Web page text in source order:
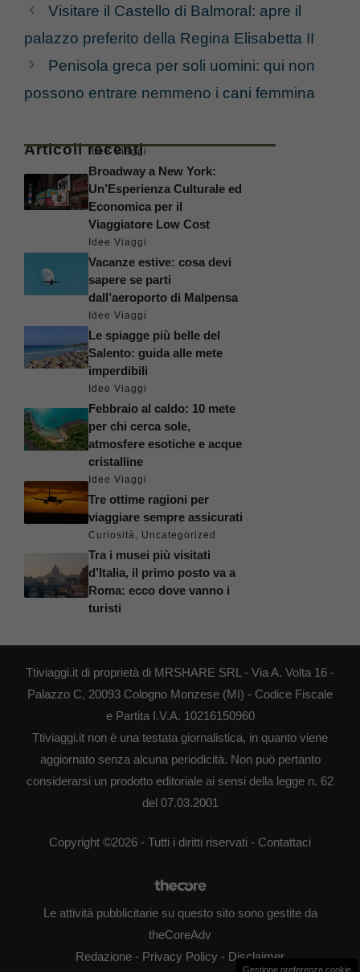
Visitare il Castello di Balmoral: apre il
palazzo preferito della Regina Elisabetta II
Penisola greca per soli uomini: qui non
possono entrare nemmeno i cani femmina
Articoli recenti
Idee Viaggi
Broadway a New York:
Un’Esperienza Culturale ed
Economica per il
Viaggiatore Low Cost
Idee Viaggi
Vacanze estive: cosa devi
sapere se parti
dall’aeroporto di Malpensa
Idee Viaggi
Le spiagge più belle del
Salento: guida alle mete
imperdibili
Idee Viaggi
Febbraio al caldo: 10 mete
per chi cerca sole,
atmosfere esotiche e acque
cristalline
Idee Viaggi
Tre ottime ragioni per
viaggiare sempre assicurati
Curiosità Uncategorized
Tra i musei più visitati
d’Italia, il primo posto va a
Roma: ecco dove vanno i
turisti
Ttiviaggi.it di proprietà di MRSHARE SRL - Via A. Volta 16 -
Palazzo C, 20093 Cologno Monzese (MI) - Codice Fiscale
e Partita I.V.A. 10216150960
Ttiviaggi.it non è una testata giornalistica, in quanto viene
aggiornato senza alcuna periodicità. Non può pertanto
considerarsi un prodotto editoriale ai sensi della legge n. 62
del 07.03.2001
Copyright ©2026 - Tutti i diritti riservati - Contattaci
Le attività pubblicitarie su questo sito sono gestite da
theCoreAdv
Redazione - Privacy Policy - Disclaimer
Gestione preferenze cookie